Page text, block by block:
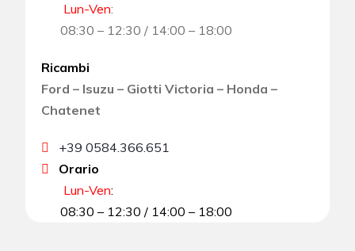
Lun-Ven:
08:30 – 12:30 / 14:00 – 18:00
Ricambi
Ford – Isuzu – Giotti Victoria – Honda –
Chatenet
+39 0584.366.651
Orario
Lun-Ven:
08:30 – 12:30 / 14:00 – 18:00